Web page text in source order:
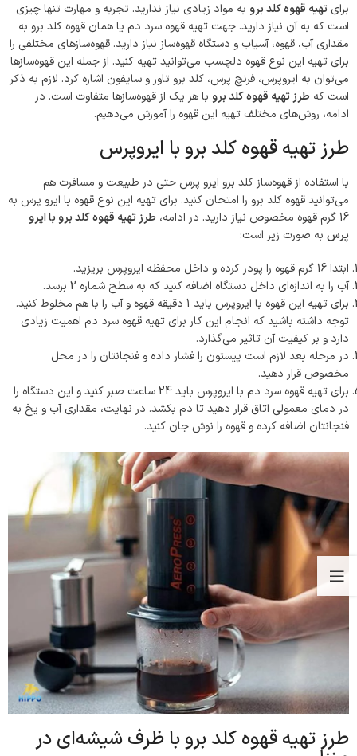
برای تهیه قهوه کلد برو به مواد زیادی نیاز ندارید. تجربه و مهارت تنها چیزی
است که به آن نیاز دارید. جهت تهیه قهوه سرد دم یا همان قهوه کلد برو به
مقداری آب، قهوه، آسیاب و دستگاه قهوه‌ساز نیاز دارید. قهوه‌سازهای مختلفی را
برای تهیه این نوع قهوه دلچسب می‌توانید تهیه کنید. از جمله این قهوه‌سازها
می‌توان به ایروپرس، فرنچ پرس، کلد برو تاور و سایفون اشاره کرد. لازم به ذکر
است که طرز تهیه قهوه کلد برو با هر یک از قهوه‌سازها متفاوت است. در
ادامه، روش‌های مختلف تهیه این قهوه را آموزش می‌دهیم.
طرز تهیه قهوه کلد برو با ایروپرس
با استفاده از قهوه‌ساز کلد برو ایرو پرس حتی در طبیعت و مسافرت هم
می‌توانید قهوه کلد برو را امتحان کنید. برای تهیه این نوع قهوه با ایرو پرس به
16 گرم قهوه مخصوص نیاز دارید. در ادامه،
طرز تهیه قهوه کلد برو با ایرو
پرس به صورت زیر است:
ابتدا 16 گرم قهوه را پودر کرده و داخل محفظه ایروپرس بریزید.
آب را به اندازه‌ای داخل دستگاه اضافه کنید که به سطح شماره 2 برسد.
برای تهیه این قهوه با ایروپرس باید 1 دقیقه‌ قهوه و آب را با هم مخلوط کنید.
توجه داشته باشید که انجام این کار برای تهیه قهوه سرد دم اهمیت زیادی
دارد و بر کیفیت آن تاثیر می‌گذارد.
در مرحله بعد لازم است پیستون را فشار داده و فنجانتان را در محل
مخصوص قرار دهید.
برای تهیه قهوه سرد دم با ایروپرس باید 24 ساعت صبر کنید و این دستگاه را
در دمای معمولی اتاق قرار دهید تا دم بکشد. در نهایت، مقداری آب و یخ به
فنجانتان اضافه کرده و قهوه را نوش جان کنید.
طرز تهیه قهوه کلد برو با ظرف شیشه‌ای در